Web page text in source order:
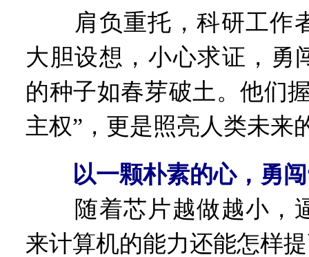
肩负重托，科研工作
大胆设想，小心求证，勇
的种子如春芽破土。他们
主权”，更是照亮人类未来
以一颗朴素的心，勇
随着芯片越做越小，
来计算机的能力还能怎样